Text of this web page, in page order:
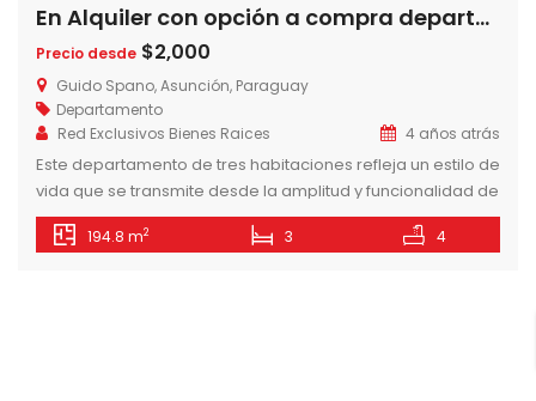
En Alquiler con opción a compra departamentos de 3 dormitorios en Torre Guido Spano, Barrio Herrera, Asuncion-Paraguay
Precio desde $2,000
Guido Spano, Asunción, Paraguay
Departamento
Red Exclusivos Bienes Raices
4 años atrás
Este departamento de tres habitaciones refleja un estilo de
vida que se transmite desde la amplitud y funcionalidad de
sus espacios. La habitación master cuenta con su propio
vestidor, mientras que las junior cuentan con placares
194.8 m2 3 4